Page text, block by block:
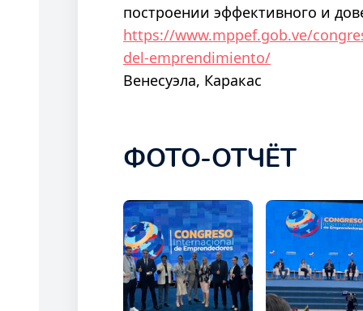
построении эффективного и
https://www.mppef.gob.ve/
del-emprendimiento/
Венесуэла, Каракас
ФОТО-ОТЧЁТ